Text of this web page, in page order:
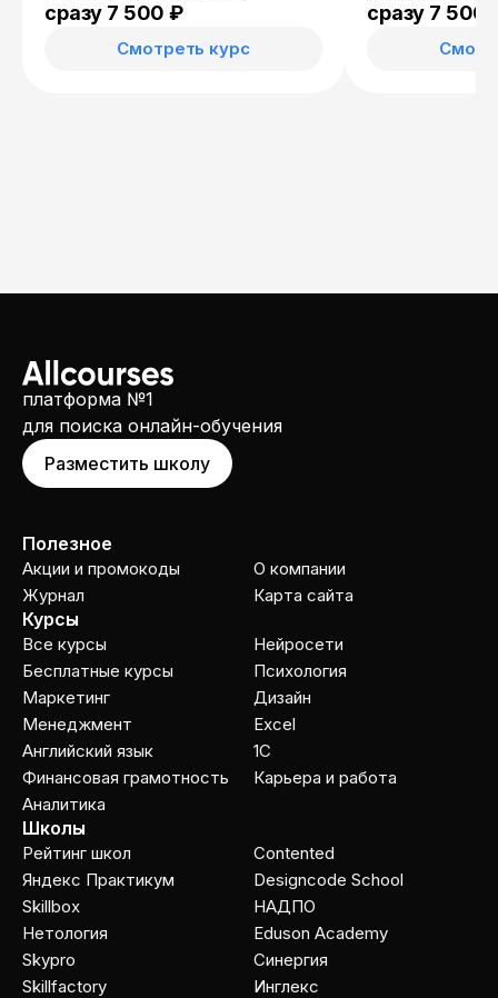
сразу 7 500 ₽
Смотреть курс
сразу 7 500
платформа №1
для поиска онлайн-обучения
Разместить школу
Полезное
Акции и промокоды
Журнал
О компании
Карта сайта
Курсы
Все курсы
Бесплатные курсы
Маркетинг
Менеджмент
Английский язык
Финансовая грамотность
Аналитика
Нейросети
Психология
Дизайн
Excel
1C
Карьера и работа
Школы
Рейтинг школ
Яндекс Практикум
Skillbox
Нетология
Skypro
Skillfactory
Contented
Designcode School
НАДПО
Eduson Academy
Cинергия
Инглекс